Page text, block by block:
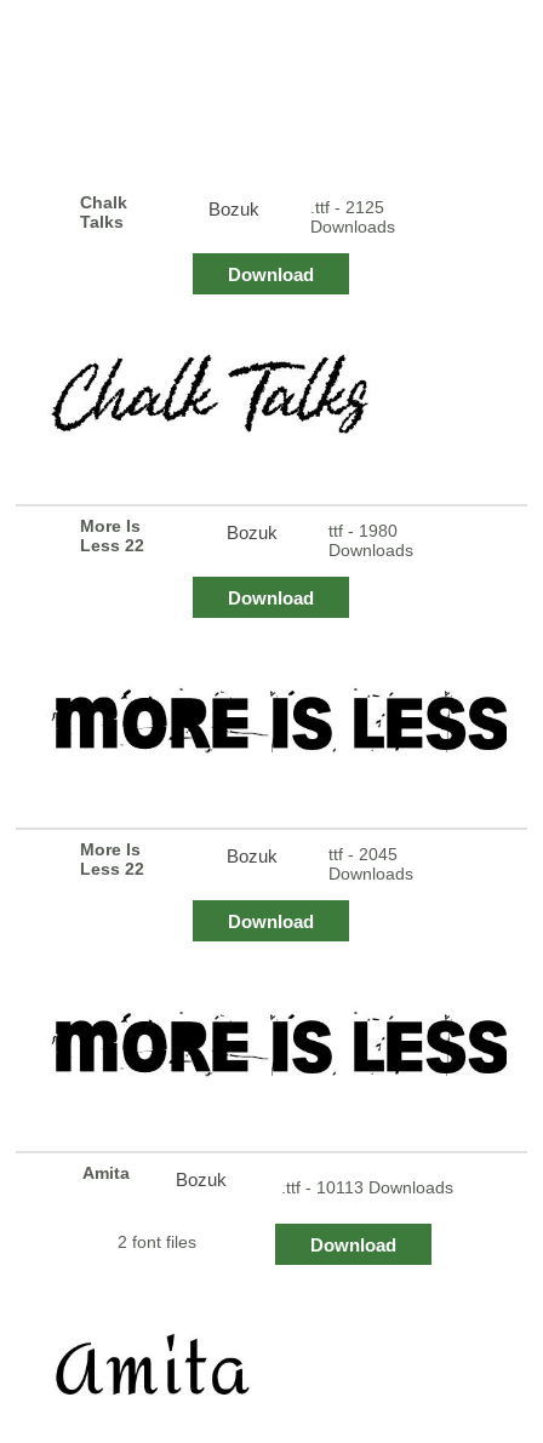
Chalk
Talks
Bozuk
.ttf - 2125
Downloads
Download
More Is
Less 22
Bozuk
ttf - 1980
Downloads
Download
More Is
Less 22
Bozuk
ttf - 2045
Downloads
Download
Amita Bozuk .ttf - 10113 Downloads
2 font files Download